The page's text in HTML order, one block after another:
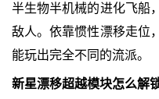
半生物半机械的进化飞船
敌人。依靠惯性漂移走位
能玩出完全不同的流派。
新星漂移超越模块怎么解